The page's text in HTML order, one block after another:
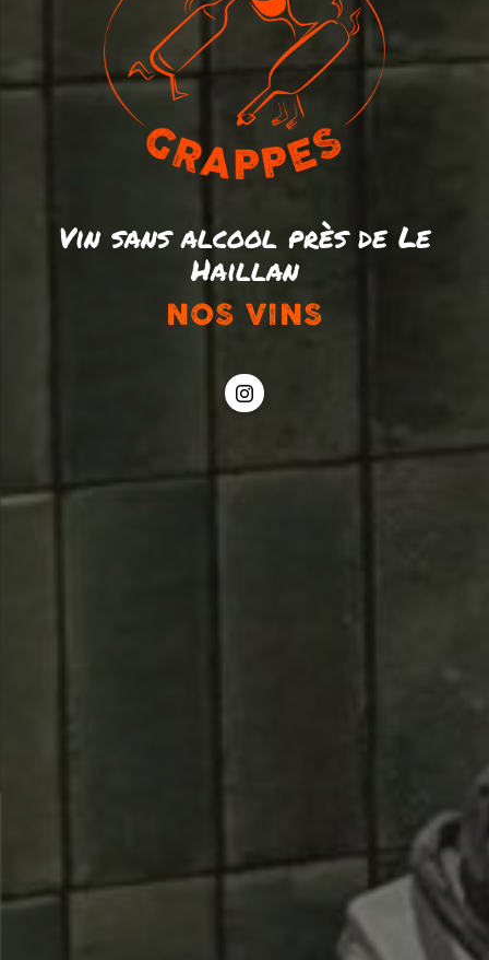
Vin sans alcool près de Le
Haillan
NOS VINS